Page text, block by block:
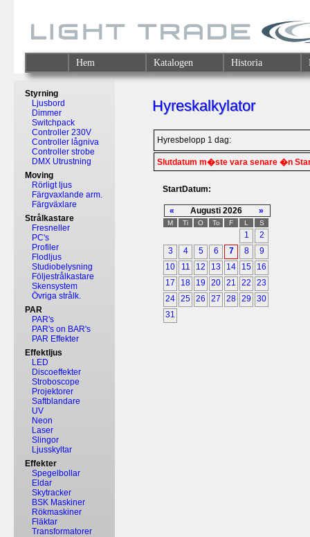
Hem Katalogen Historia
Styrning
Ljusbord
Dimmer
Switchpack
Controller 230V
Controller lågniva
Controller strobe
DMX Utrustning
Moving
Rörligt ljus
Färgvaxlande arm.
Färgväxlare
Strålkastare
Fresneller
PC's
Profiler
Flodljus
Studiobelysning
Följestrålkastare
Skensystem
Övriga strålk.
PAR
PAR's
PAR's on BAR's
PAR Effekter
Effektljus
LED
Discoeffekter
Stroboscope
Projektorer
Saftblandare
UV
Neon
Laser
Slingor
Ljusskyltar
Effekter
Spegelbollar
Eldar
Skytracker
BSK Maskiner
Rökmaskiner
Fläktar
Transformatorer
Hyreskalkylator
Hyresbelopp 1 dag:
Slutdatum m�ste vara senare �n
StartDatum:
« Augusti 2026 »
M Ti O To F L S
1
2
3
4 5 6 7 8
9
10
11 12 13 14 15
16
17
18 19 20 21 22
23
24 25 26 27 28 29
30
31